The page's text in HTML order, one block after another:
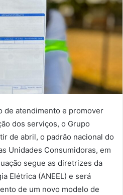
de atendimento e promover
dos serviços, o Grupo
de abril, o padrão nacional do
Unidades Consumidoras, em
segue as diretrizes da
Elétrica (ANEEL) e será
de um novo modelo de